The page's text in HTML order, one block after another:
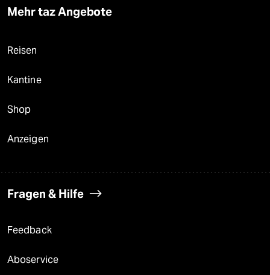
Mehr taz Angebote
Reisen
Kantine
Shop
Anzeigen
Fragen & Hilfe
Feedback
Aboservice